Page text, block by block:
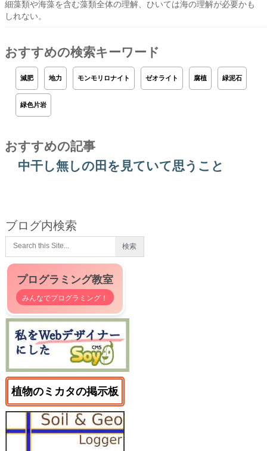
細藻類や海藻を含む藻類全体の理解、ひいては海の理解が必要かも
しれない。
おすすめの検索キーワード
減肥 地力 モンモリロナイト ゼオライト 腐植 緑泥石
緑色片岩
おすすめの記事
中干し無しの田を見ていて思うこと
ブログ内検索
プログラミング教室
みんなでプログラミング！
植物のミカタの掲示板